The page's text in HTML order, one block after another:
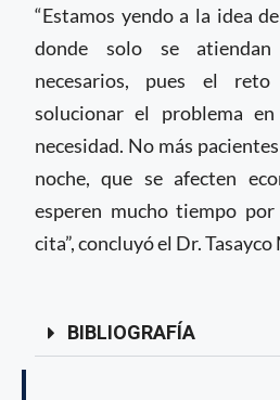
“Estamos yendo a la idea
donde solo se atiendan
necesarios, pues el
solucionar el problema
necesidad. No más
noche, que se afecten
esperen mucho tiempo
cita”, concluyó el Dr. Tasayco
BIBLIOGRAFÍA